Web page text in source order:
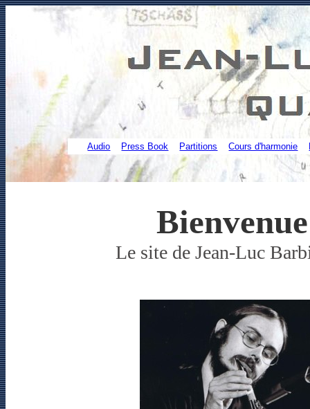
Audio Press Book Partitions Cours d'harmonie
Le site de Jean-Luc